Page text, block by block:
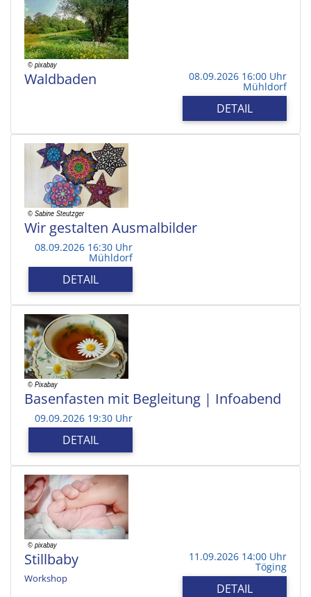
Waldbaden 08.09.2026 16:00 Uhr
Mühldorf
DETAIL
Wir gestalten Ausmalbilder
08.09.2026 16:30 Uhr
Mühldorf
DETAIL
Basenfasten mit Begleitung | Infoabend
09.09.2026 19:30 Uhr
DETAIL
Stillbaby
Workshop
11.09.2026 14:00 Uhr
Töging
DETAIL